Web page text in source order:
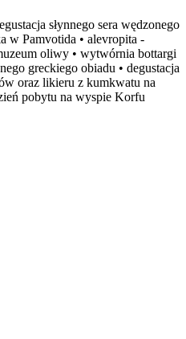
słynnego sera wędzonego
w Pamvotida • alevropita -
oliwy • wytwórnia bottargi
greckiego obiadu • degustacja
oraz likieru z kumkwatu na
pobytu na wyspie Korfu